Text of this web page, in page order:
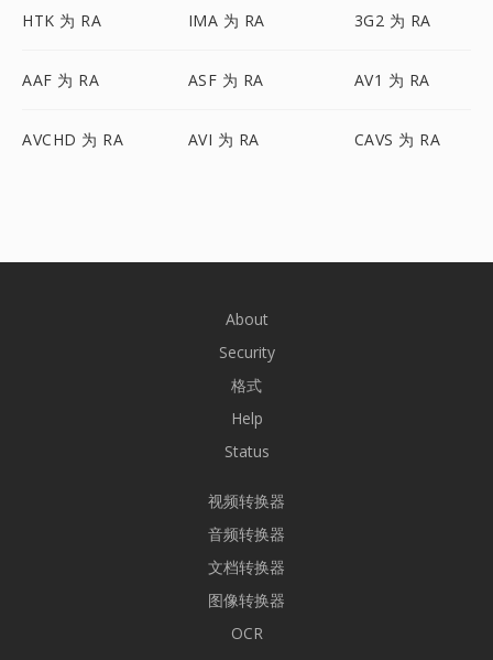
HTK 为 RA IMA 为 RA 3G2 为 RA
AAF 为 RA ASF 为 RA AV1 为 RA
AVCHD 为 RA AVI 为 RA CAVS 为 RA
About
Security
格式
Help
Status
视频转换器
音频转换器
文档转换器
图像转换器
OCR